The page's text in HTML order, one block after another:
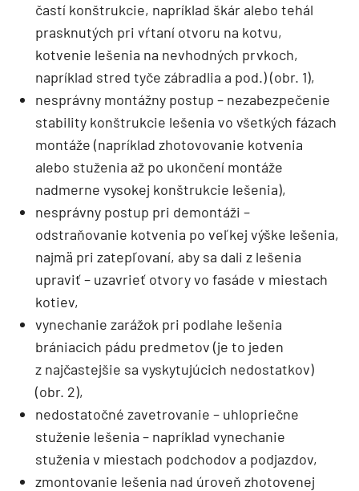
častí konštrukcie, napríklad škár alebo tehál
prasknutých pri vŕtaní otvoru na kotvu,
kotvenie lešenia na nevhodných prvkoch,
napríklad stred tyče zábradlia a pod.) (obr. 1),
nesprávny montážny postup – nezabezpečenie
stability konštrukcie lešenia vo všetkých fázach
montáže (napríklad zhotovovanie kotvenia
alebo stuženia až po ukončení montáže
nadmerne vysokej konštrukcie lešenia),
nesprávny postup pri demontáži –
odstraňovanie kotvenia po veľkej výške lešenia,
najmä pri zatepľovaní, aby sa dali z lešenia
upraviť – uzavrieť otvory vo fasáde v miestach
kotiev,
vynechanie zarážok pri podlahe lešenia
brániacich pádu predmetov (je to jeden
z najčastejšie sa vyskytujúcich nedostatkov)
(obr. 2),
nedostatočné zavetrovanie – uhlopriečne
stuženie lešenia – napríklad vynechanie
stuženia v miestach podchodov a podjazdov,
zmontovanie lešenia nad úroveň zhotovenej